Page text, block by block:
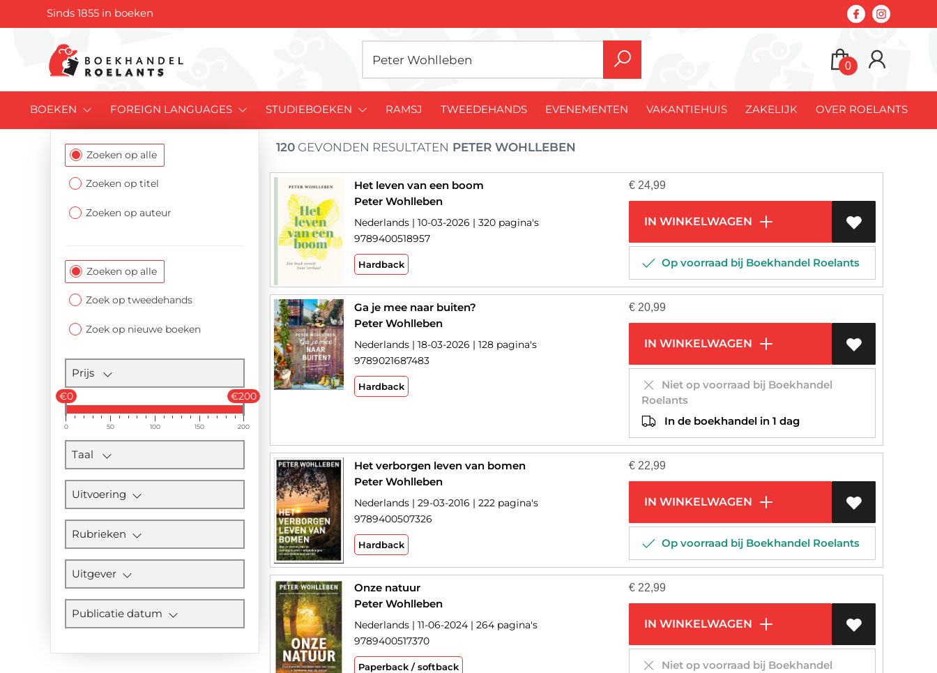
Sinds 1855 in boeken
0
BOEKEN FOREIGN LANGUAGES STUDIEBOEKEN RAMSJ TWEEDEHANDS EVENEMENTEN VAKANTIEHUIS ZAKELIJK OVER ROELANTS
Filtersectie
Zoeken op alle
Zoeken op titel
Zoeken op auteur
Zoeken op alle
Zoek op tweedehands
Zoek op nieuwe boeken
Prijs
€0 €200
0 50 100 150 200
Taal
Uitvoering
Rubrieken
Uitgever
Publicatie datum
120 GEVONDEN RESULTATEN PETER WOHLLEBEN
Het leven van een boom
Peter Wohlleben
Nederlands | 10-03-2026 | 320 pagina's
9789400518957
Hardback
€ 24,99
IN WINKELWAGEN
Op voorraad bij Boekhandel Roelants
Ga je mee naar buiten?
Peter Wohlleben
Nederlands | 18-03-2026 | 128 pagina's
9789021687483
Hardback
€ 20,99
IN WINKELWAGEN
Niet op voorraad bij Boekhandel
Roelants
In de boekhandel in 1 dag
Het verborgen leven van bomen
Peter Wohlleben
Nederlands | 29-03-2016 | 222 pagina's
9789400507326
Hardback
€ 22,99
IN WINKELWAGEN
Op voorraad bij Boekhandel Roelants
Onze natuur
Peter Wohlleben
Nederlands | 11-06-2024 | 264 pagina's
9789400517370
Paperback / softback
€ 22,99
IN WINKELWAGEN
Niet op voorraad bij Boekhandel